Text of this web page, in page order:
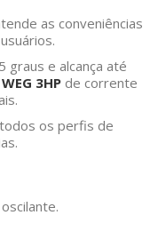
as conveniências
graus e alcança até
3HP de corrente
os perfis de